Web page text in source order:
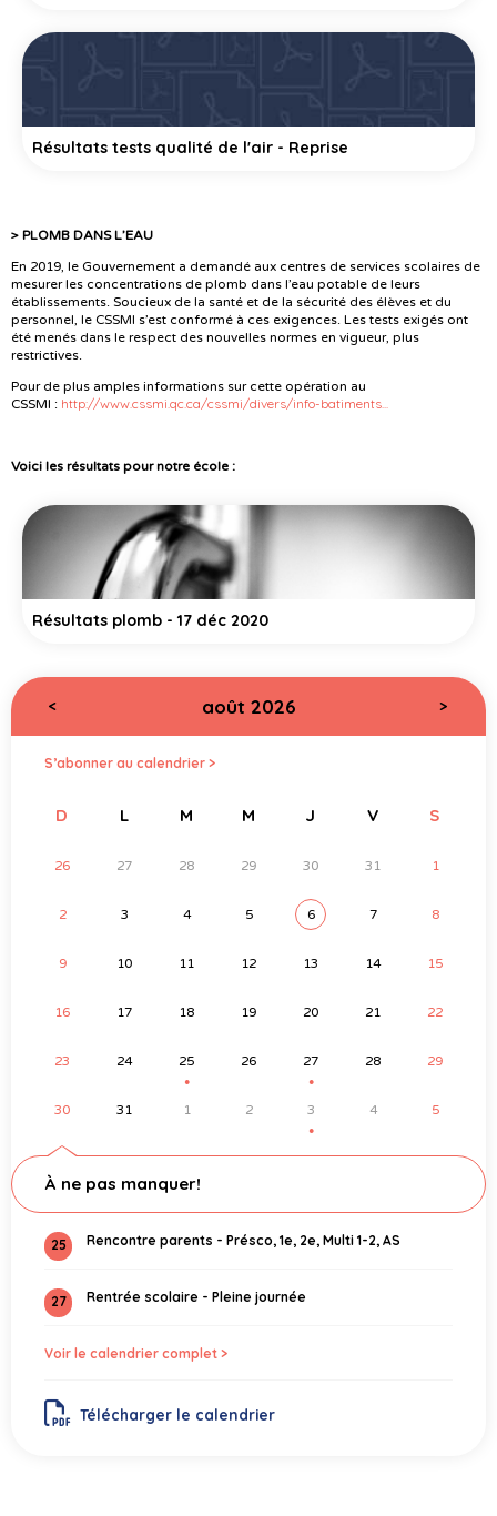
Résultats tests qualité de l'air - Reprise
> PLOMB DANS L’EAU
En 2019, le Gouvernement a demandé aux centres de services scolaires de
mesurer les concentrations de plomb dans l’eau potable de leurs
établissements. Soucieux de la santé et de la sécurité des élèves et du
personnel, le CSSMI s’est conformé à ces exigences. Les tests exigés ont
été menés dans le respect des nouvelles normes en vigueur, plus
restrictives.
Pour de plus amples informations sur cette opération au
CSSMI : http://www.cssmi.qc.ca/cssmi/divers/info-batiments...
Voici les résultats pour notre école :
Résultats plomb - 17 déc 2020
< août 2026 >
S’abonner au calendrier >
D L M M J V S
26 27 28 29 30 31 1
2 3 4 5 6 7 8
9 10 11 12 13 14 15
16 17 18 19 20 21 22
23 24 25
●
26 27
●
28 29
30 31 1 2 3
●
4 5
À ne pas manquer!
25 Rencontre parents - Présco, 1e, 2e, Multi 1-2, AS
27 Rentrée scolaire - Pleine journée
Voir le calendrier complet >
Télécharger le calendrier